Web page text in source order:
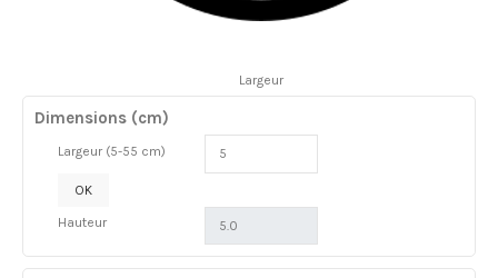
Largeur
Dimensions (cm)
Largeur (5-55 cm)
OK
Hauteur